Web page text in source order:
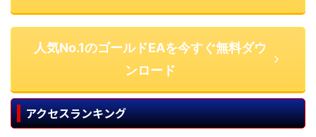
人気No.1のゴールドEAを今すぐ無料ダウ
ンロード
アクセスランキング